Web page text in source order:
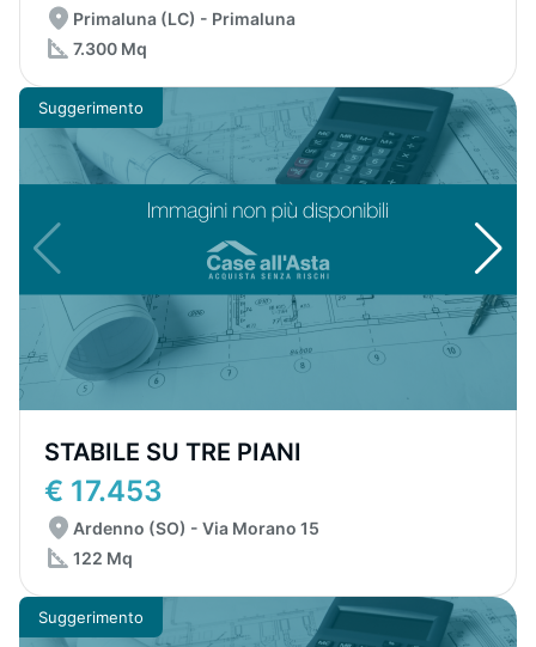
Primaluna (LC) - Primaluna
7.300 Mq
Suggerimento
STABILE SU TRE PIANI
€ 17.453
Ardenno (SO) - Via Morano 15
122 Mq
Suggerimento